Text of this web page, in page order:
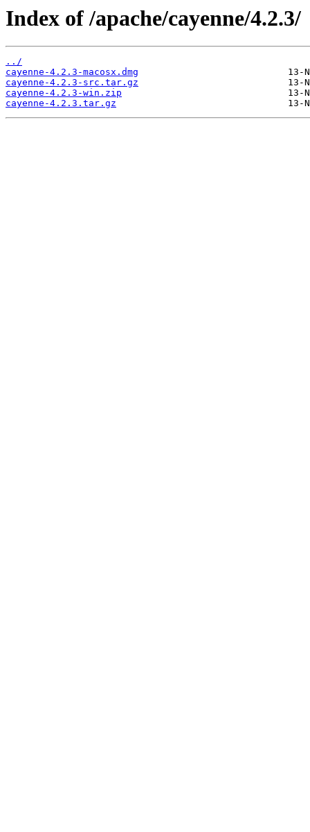
Index of /apache/cayenne/4.2.3/
../
cayenne-4.2.3-macosx.dmg
cayenne-4.2.3-src.tar.gz
cayenne-4.2.3-win.zip
cayenne-4.2.3.tar.gz